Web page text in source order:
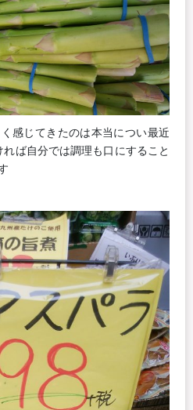
感じてきたのは本当につい最近
ば自分では調理も口にすること